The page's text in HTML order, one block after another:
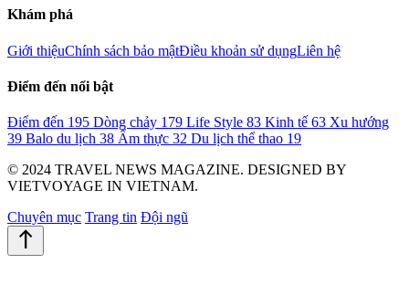
Khám phá
Giới thiệuChính sách bảo mậtĐiều khoản sử dụngLiên hệ
Điểm đến nổi bật
Điểm đến 195 Dòng chảy 179 Life Style 83 Kinh tế 63 Xu hướng
39 Balo du lịch 38 Ẩm thực 32 Du lịch thể thao 19
© 2024 TRAVEL NEWS MAGAZINE. DESIGNED BY
VIETVOYAGE IN VIETNAM.
Chuyên mục Trang tin Đội ngũ
north